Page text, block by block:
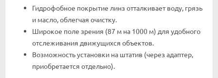
Гидрофобное покрытие линз отталкивает воду, грязь
и масло, облегчая очистку.
Широкое поле зрения (87 м на 1000 м) для удобного
отслеживания движущихся объектов.
Возможность установки на штатив (через адаптер,
приобретается отдельно).